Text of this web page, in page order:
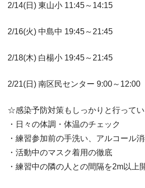
2/14(日) 東山小 11:45～14:15
2/16(火) 中島中 19:45～21:45
2/18(木) 白楊小 19:45～21:45
2/21(日) 南区民センター 9:00～12:00
☆感染予防対策もしっかりと行って
・日々の体調・体温のチェック
・練習参加前の手洗い、アルコール
・活動中のマスク着用の徹底
・練習中の隣の人との間隔を2m以上